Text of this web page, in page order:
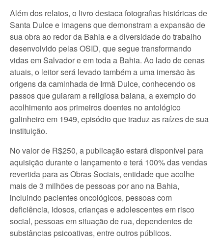
Além dos relatos, o livro destaca fotografias históricas de
Santa Dulce e imagens que demonstram a expansão de
sua obra ao redor da Bahia e a diversidade do trabalho
desenvolvido pelas OSID, que segue transformando
vidas em Salvador e em toda a Bahia. Ao lado de cenas
atuais, o leitor será levado também a uma imersão às
origens da caminhada de Irmã Dulce, conhecendo os
passos que guiaram a religiosa baiana, a exemplo do
acolhimento aos primeiros doentes no antológico
galinheiro em 1949, episódio que traduz as raízes de sua
instituição.
No valor de R$250, a publicação estará disponível para
aquisição durante o lançamento e terá 100% das vendas
revertida para as Obras Sociais, entidade que acolhe
mais de 3 milhões de pessoas por ano na Bahia,
incluindo pacientes oncológicos, pessoas com
deficiência, idosos, crianças e adolescentes em risco
social, pessoas em situação de rua, dependentes de
substâncias psicoativas, entre outros públicos.